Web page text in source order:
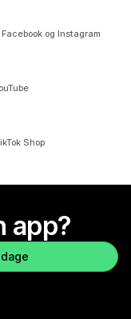
og Instagram
Shop
app?